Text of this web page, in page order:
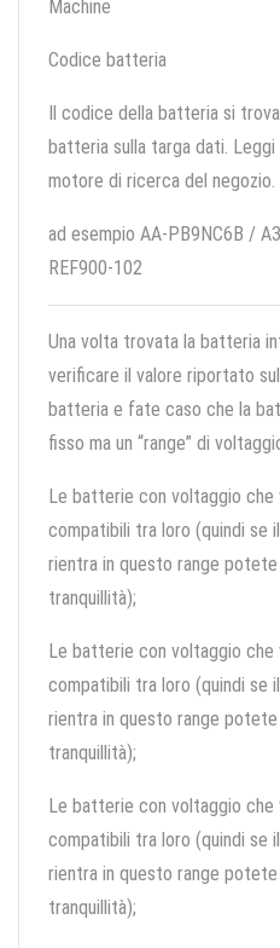
Machine
Codice batteria
Il codice della batteria si
batteria sulla targa dati.
motore di ricerca del negozio.
ad esempio AA-PB9NC6B /
REF900-102
Una volta trovata la batteria
verificare il valore riportato
batteria e fate caso che la
fisso ma un “range” di
Le batterie con voltaggio che
compatibili tra loro (quindi se
rientra in questo range
tranquillità);
Le batterie con voltaggio che
compatibili tra loro (quindi se
rientra in questo range
tranquillità);
Le batterie con voltaggio che
compatibili tra loro (quindi se
rientra in questo range
tranquillità);